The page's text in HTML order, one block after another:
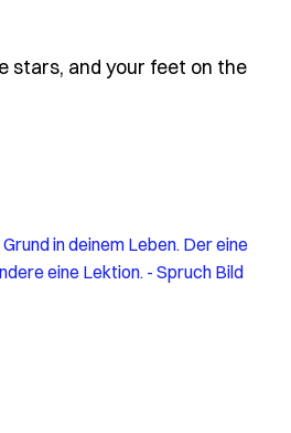
stars, and your feet on the